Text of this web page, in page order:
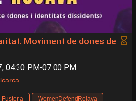
Moviment de dones de
04:30 PM-07:00 PM
Fusteria WomenDefendRojava